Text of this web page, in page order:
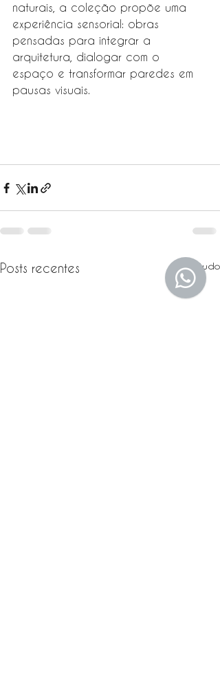
naturais, a coleção propõe uma
experiência sensorial: obras
pensadas para integrar a
arquitetura, dialogar com o
espaço e transformar paredes em
pausas visuais.
Posts recentes Ver tudo